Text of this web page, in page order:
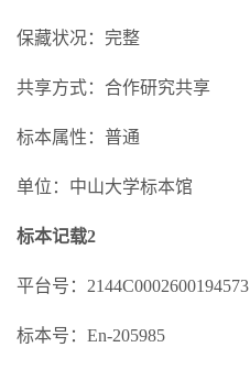
保藏状况：完整
共享方式：合作研究共享
标本属性：普通
单位：中山大学标本馆
标本记载2
平台号：2144C0002600194573
标本号：En-205985